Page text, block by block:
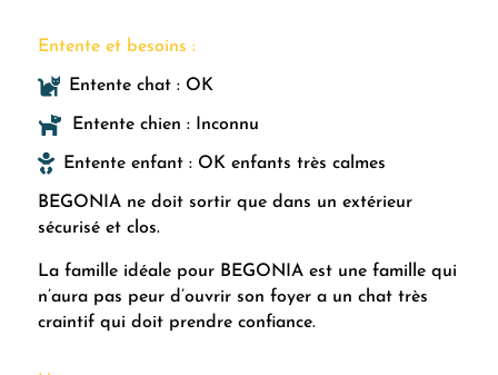
Entente et besoins :
 Entente chat : OK
 Entente chien : Inconnu
 Entente enfant : OK enfants très calmes
BEGONIA ne doit sortir que dans un extérieur
sécurisé et clos.
La famille idéale pour BEGONIA est une famille qui
n’aura pas peur d’ouvrir son foyer a un chat très
craintif qui doit prendre confiance.